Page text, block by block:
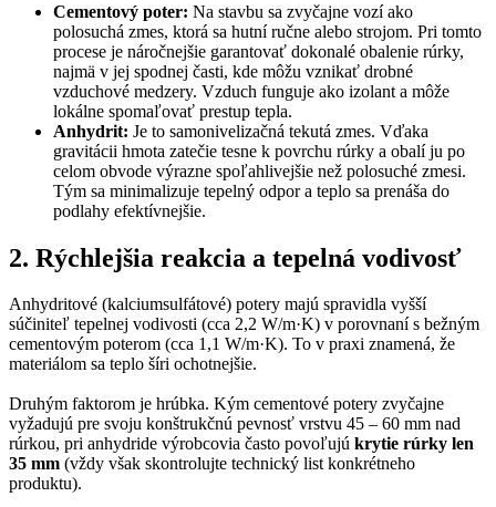
Cementový poter: Na stavbu sa zvyčajne vozí ako
polosuchá zmes, ktorá sa hutní ručne alebo strojom. Pri tomto
procese je náročnejšie garantovať dokonalé obalenie rúrky,
najmä v jej spodnej časti, kde môžu vznikať drobné
vzduchové medzery. Vzduch funguje ako izolant a môže
lokálne spomaľovať prestup tepla.
Anhydrit: Je to samonivelizačná tekutá zmes. Vďaka
gravitácii hmota zatečie tesne k povrchu rúrky a obalí ju po
celom obvode výrazne spoľahlivejšie než polosuché zmesi.
Tým sa minimalizuje tepelný odpor a teplo sa prenáša do
podlahy efektívnejšie.
2. Rýchlejšia reakcia a tepelná vodivosť
Anhydritové (kalciumsulfátové) potery majú spravidla vyšší
súčiniteľ tepelnej vodivosti (cca 2,2 W/m·K) v porovnaní s bežným
cementovým poterom (cca 1,1 W/m·K). To v praxi znamená, že
materiálom sa teplo šíri ochotnejšie.
Druhým faktorom je hrúbka. Kým cementové potery zvyčajne
vyžadujú pre svoju konštrukčnú pevnosť vrstvu 45 – 60 mm nad
rúrkou, pri anhydride výrobcovia často povoľujú krytie rúrky len
35 mm (vždy však skontrolujte technický list konkrétneho
produktu).